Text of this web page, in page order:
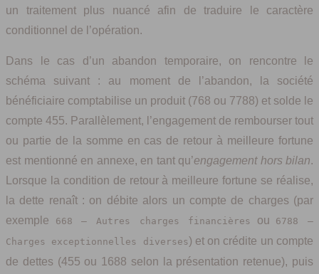
un traitement plus nuancé afin de traduire le caractère
conditionnel de l’opération.
Dans le cas d’un abandon temporaire, on rencontre le
schéma suivant : au moment de l’abandon, la société
bénéficiaire comptabilise un produit (768 ou 7788) et solde le
compte 455. Parallèlement, l’engagement de rembourser tout
ou partie de la somme en cas de retour à meilleure fortune
est mentionné en annexe, en tant qu’engagement hors bilan.
Lorsque la condition de retour à meilleure fortune se réalise,
la dette renaît : on débite alors un compte de charges (par
exemple
668 – Autres charges financières ou
6788 –
Charges exceptionnelles diverses) et on crédite un compte
de dettes (455 ou 1688 selon la présentation retenue), puis